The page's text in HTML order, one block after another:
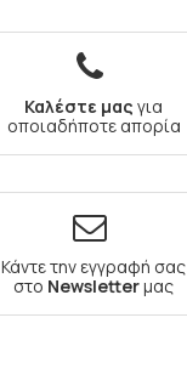
Καλέστε μας για
οποιαδήποτε απορία
Κάντε την εγγραφή σας
στο Newsletterμας